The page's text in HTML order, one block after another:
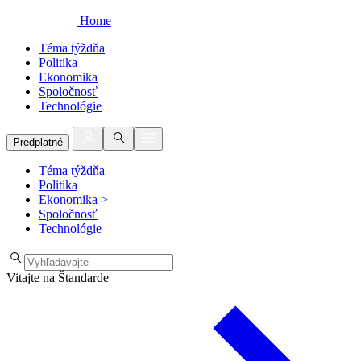
Home
Téma týždňa
Politika
Ekonomika
Spoločnosť
Technológie
Predplatné
Téma týždňa
Politika
Ekonomika >
Spoločnosť
Technológie
Vitajte na Štandarde